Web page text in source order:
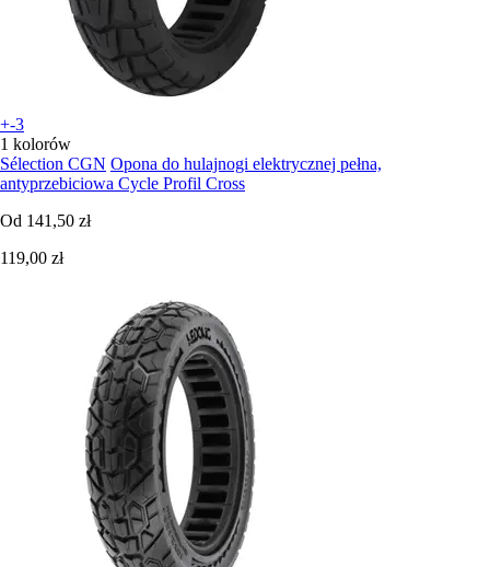
+-3
1 kolorów
Sélection CGN Opona do hulajnogi elektrycznej pełna,
antyprzebiciowa Cycle Profil Cross
Od 141,50 zł
119,00 zł